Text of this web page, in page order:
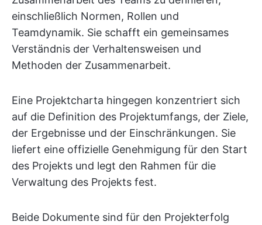
einschließlich Normen, Rollen und
Teamdynamik. Sie schafft ein gemeinsames
Verständnis der Verhaltensweisen und
Methoden der Zusammenarbeit.
Eine Projektcharta hingegen konzentriert sich
auf die Definition des Projektumfangs, der Ziele,
der Ergebnisse und der Einschränkungen. Sie
liefert eine offizielle Genehmigung für den Start
des Projekts und legt den Rahmen für die
Verwaltung des Projekts fest.
Beide Dokumente sind für den Projekterfolg